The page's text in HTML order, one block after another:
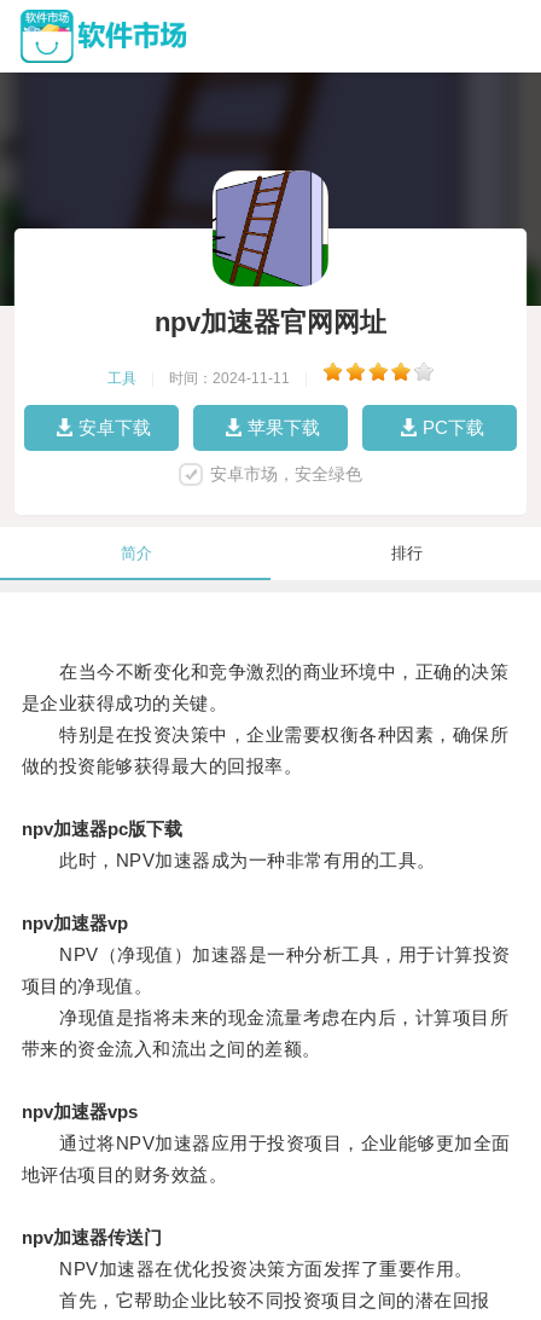
npv加速器官网网址
工具 时间：2024-11-11
安卓下载 苹果下载 PC下载
安卓市场，安全绿色
简介 排行
在当今不断变化和竞争激烈的商业环境中，正确的决策
是企业获得成功的关键。
特别是在投资决策中，企业需要权衡各种因素，确保所
做的投资能够获得最大的回报率。
npv加速器pc版下载
此时，NPV加速器成为一种非常有用的工具。
npv加速器vp
NPV（净现值）加速器是一种分析工具，用于计算投资
项目的净现值。
净现值是指将未来的现金流量考虑在内后，计算项目所
带来的资金流入和流出之间的差额。
npv加速器vps
通过将NPV加速器应用于投资项目，企业能够更加全面
地评估项目的财务效益。
npv加速器传送门
NPV加速器在优化投资决策方面发挥了重要作用。
首先，它帮助企业比较不同投资项目之间的潜在回报